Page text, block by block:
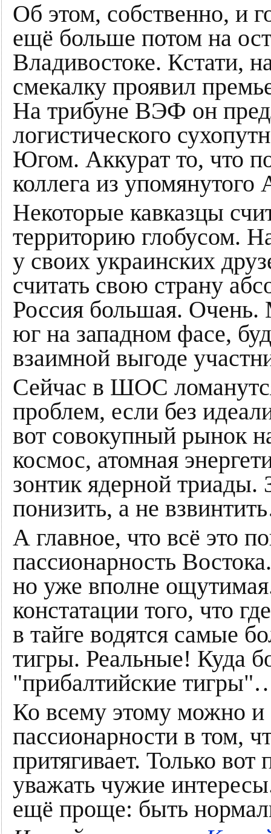
Об этом, собственно, и
ещё больше потом на
Владивостоке. Кстати,
смекалку проявил
На трибуне ВЭФ он
логистического
Югом. Аккурат то, что
коллега из упомянутого
Некоторые кавказцы
территорию глобусом.
у своих украинских
считать свою страну
Россия большая.
юг на западном фасе,
взаимной выгоде
Сейчас в ШОС
проблем, если без
вот совокупный рынок
космос, атомная
зонтик ядерной
понизить, а не
А главное, что всё это
пассионарность
но уже вполне
констатации того, что
в тайге водятся самые
тигры. Реальные! Куда
"прибалтийские
Ко всему этому можно и
пассионарности в том,
притягивает. Только
уважать чужие
ещё проще: быть